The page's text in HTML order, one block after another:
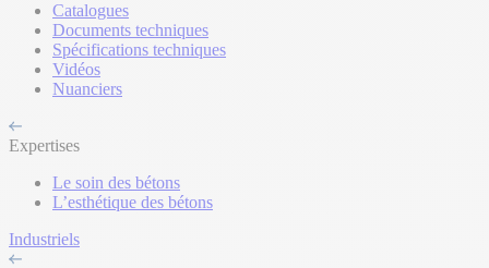
Catalogues
Documents techniques
Spécifications techniques
Vidéos
Nuanciers
Expertises
Le soin des bétons
L’esthétique des bétons
Industriels